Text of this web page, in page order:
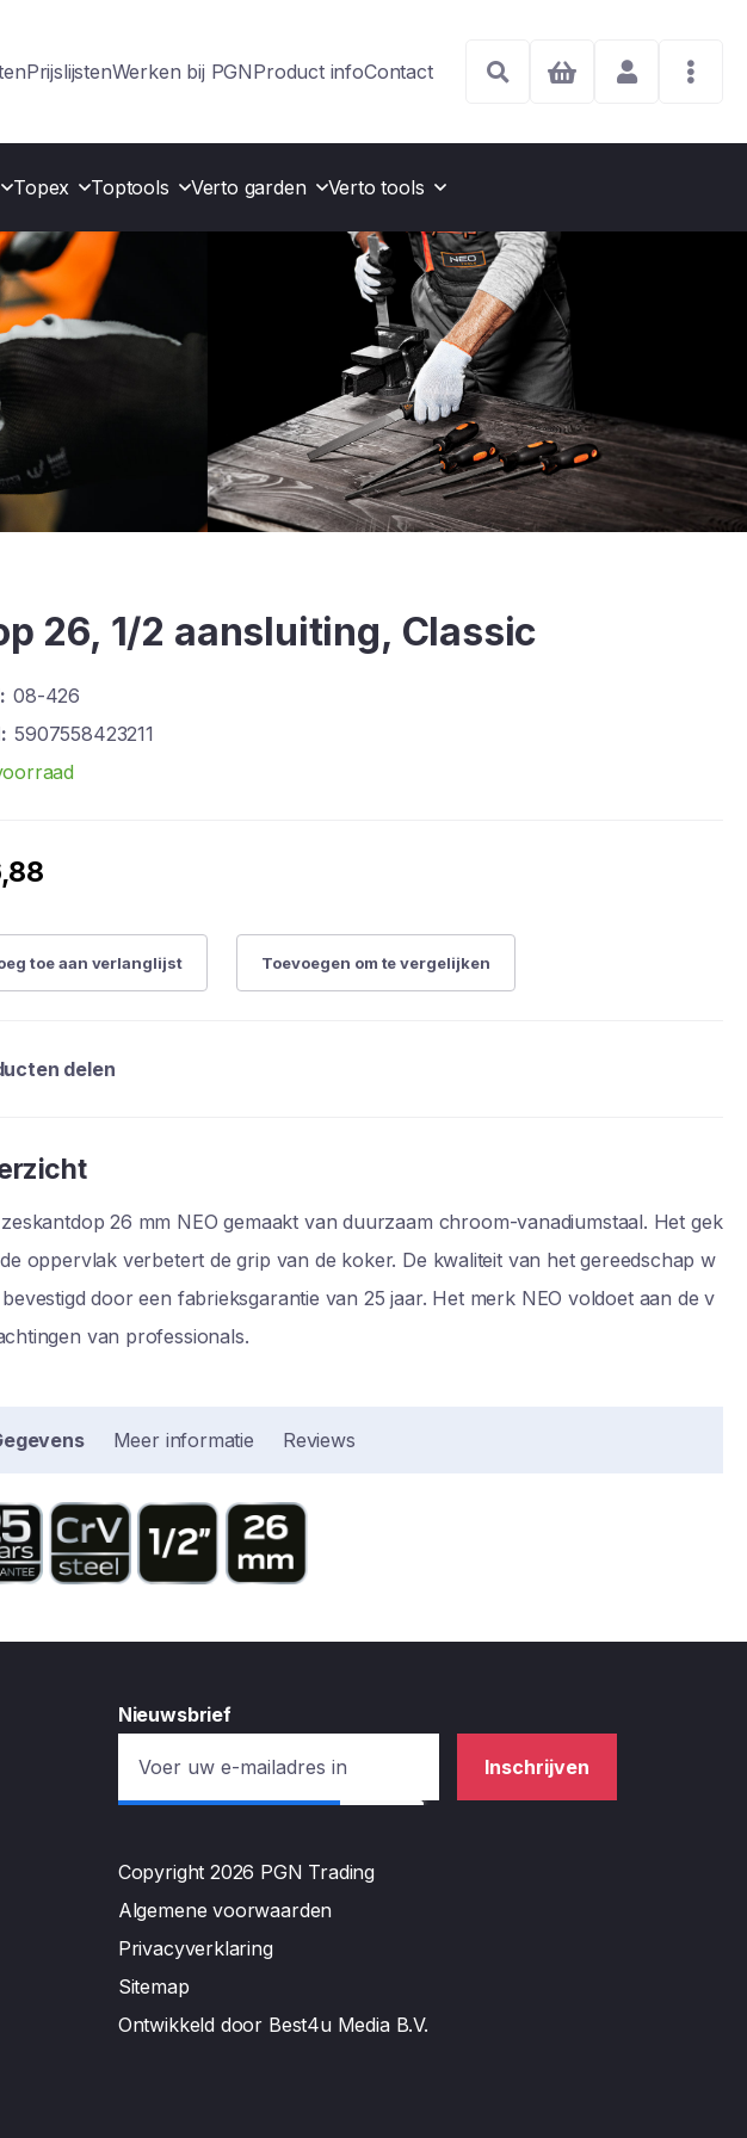
PrijslijstenWerken bij PGNProduct infoContact
Topex Toptools Verto garden Verto tools
26, 1/2 aansluiting, Classic
08-426
5907558423211
toe aan verlanglijst Toevoegen om te vergelijken
delen
26 mm NEO gemaakt van duurzaam chroom-vanadiumstaal. Het gek
oppervlak verbetert de grip van de koker. De kwaliteit van het gereedschap w
door een fabrieksgarantie van 25 jaar. Het merk NEO voldoet aan de v
van professionals.
Meer informatie Reviews
Nieuwsbrief
Inschrijven
Copyright 2026 PGN Trading
Algemene voorwaarden
Privacyverklaring
Sitemap
Ontwikkeld door Best4u Media B.V.